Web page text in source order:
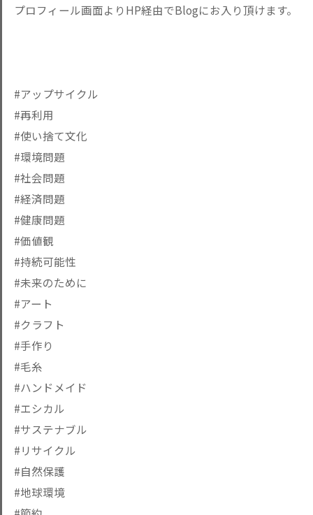
プロフィール画面よりHP経由でBlogにお入り頂けます。
#アップサイクル
#再利用
#使い捨て文化
#環境問題
#社会問題
#経済問題
#健康問題
#価値観
#持続可能性
#未来のために
#アート
#クラフト
#手作り
#毛糸
#ハンドメイド
#エシカル
#サステナブル
#リサイクル
#自然保護
#地球環境